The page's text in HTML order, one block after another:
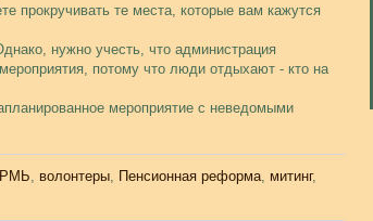
прокручивать те места, которые вам кажутся
нужно учесть, что администрация
потому что люди отдыхают - кто на
мероприятие с неведомыми
, волонтеры, Пенсионная реформа, митинг,